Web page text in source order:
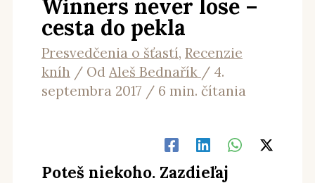
Winners never lose –
cesta do pekla
Presvedčenia o šťastí, Recenzie
kníh / Od Aleš Bednařík / 4.
septembra 2017 / 6 min. čítania
Poteš niekoho. Zazdieľaj